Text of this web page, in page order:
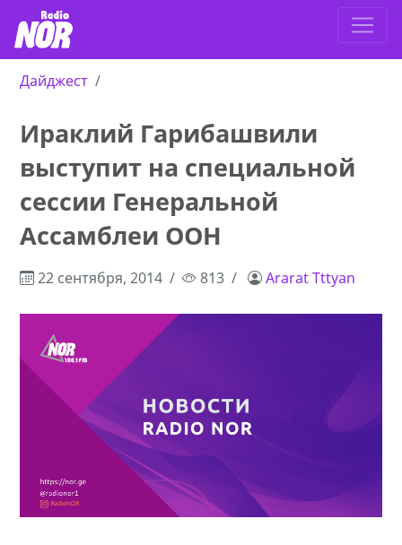
Дайджест
Ираклий Гарибашвили
выступит на специальной
сессии Генеральной
Ассамблеи ООН
22 сентября, 2014 813 Ararat Tttyan